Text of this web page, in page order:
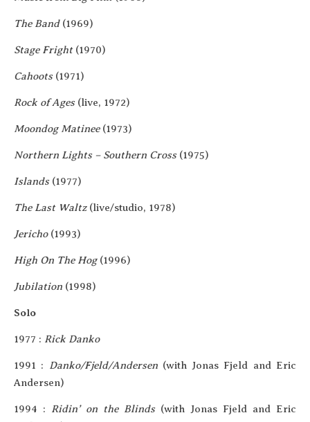
The Band(1969)
Stage Fright(1970)
Cahoots(1971)
Rock of Ages(live, 1972)
Moon­dog Mati­nee(1973)
Nor­thern Lights – Sou­thern Cross(1975)
Islands(1977)
The Last Waltz(live/studio, 1978)
Jeri­cho(1993)
High On The Hog(1996)
Jubi­la­tion (1998)
Solo
1977 : Rick Dan­ko
1991 : Danko/Fjeld/Andersen(with Jonas Fjeld and Eric
Andersen)
1994 : Ridin’ on the Blinds(with Jonas Fjeld and Eric